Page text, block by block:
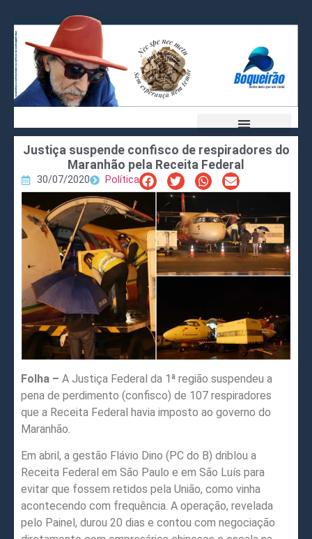
Justiça suspende confisco de respiradores do
Maranhão pela Receita Federal
30/07/2020 Política
Folha – A Justiça Federal da 1ª região suspendeu a
pena de perdimento (confisco) de 107 respiradores
que a Receita Federal havia imposto ao governo do
Maranhão.
Em abril, a gestão Flávio Dino (PC do B) driblou a
Receita Federal em São Paulo e em São Luís para
evitar que fossem retidos pela União, como vinha
acontecendo com frequência. A operação, revelada
pelo Painel, durou 20 dias e contou com negociação